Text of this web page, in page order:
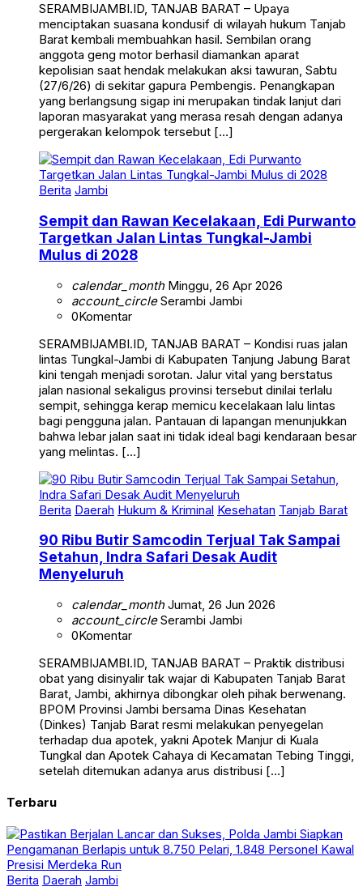
SERAMBIJAMBI.ID, TANJAB BARAT – Upaya
menciptakan suasana kondusif di wilayah hukum Tanjab
Barat kembali membuahkan hasil. Sembilan orang
anggota geng motor berhasil diamankan aparat
kepolisian saat hendak melakukan aksi tawuran, Sabtu
(27/6/26) di sekitar gapura Pembengis. Penangkapan
yang berlangsung sigap ini merupakan tindak lanjut dari
laporan masyarakat yang merasa resah dengan adanya
pergerakan kelompok tersebut […]
Berita Jambi
Sempit dan Rawan Kecelakaan, Edi Purwanto
Targetkan Jalan Lintas Tungkal-Jambi
Mulus di 2028
calendar_monthMinggu, 26 Apr 2026
account_circleSerambi Jambi
0Komentar
SERAMBIJAMBI.ID, TANJAB BARAT – Kondisi ruas jalan
lintas Tungkal-Jambi di Kabupaten Tanjung Jabung Barat
kini tengah menjadi sorotan. Jalur vital yang berstatus
jalan nasional sekaligus provinsi tersebut dinilai terlalu
sempit, sehingga kerap memicu kecelakaan lalu lintas
bagi pengguna jalan. Pantauan di lapangan menunjukkan
bahwa lebar jalan saat ini tidak ideal bagi kendaraan besar
yang melintas. […]
Berita Daerah Hukum & Kriminal Kesehatan Tanjab Barat
90 Ribu Butir Samcodin Terjual Tak Sampai
Setahun, Indra Safari Desak Audit
Menyeluruh
calendar_monthJumat, 26 Jun 2026
account_circleSerambi Jambi
0Komentar
SERAMBIJAMBI.ID, TANJAB BARAT – Praktik distribusi
obat yang disinyalir tak wajar di Kabupaten Tanjab Barat
Barat, Jambi, akhirnya dibongkar oleh pihak berwenang.
BPOM Provinsi Jambi bersama Dinas Kesehatan
(Dinkes) Tanjab Barat resmi melakukan penyegelan
terhadap dua apotek, yakni Apotek Manjur di Kuala
Tungkal dan Apotek Cahaya di Kecamatan Tebing Tinggi,
setelah ditemukan adanya arus distribusi […]
Terbaru
Berita Daerah Jambi